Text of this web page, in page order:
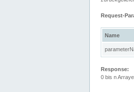
Request-
Name
Response:
0 bis n